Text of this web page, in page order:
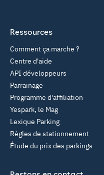
Ressources
Comment ça marche ?
Centre d'aide
API développeurs
Parrainage
Programme d'affiliation
Yespark, le Mag
Lexique Parking
Règles de stationnement
Étude du prix des parkings